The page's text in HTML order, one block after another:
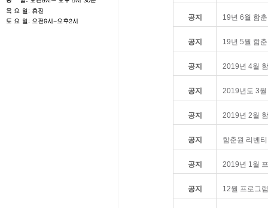
공지 19년 6월 함
공지 19년 5월 함
공지 2019년 4월
공지 2019년도 3
공지 2019년 2월
공지 함춘원 리벤
공지 2019년 1월
공지 12월 프로그